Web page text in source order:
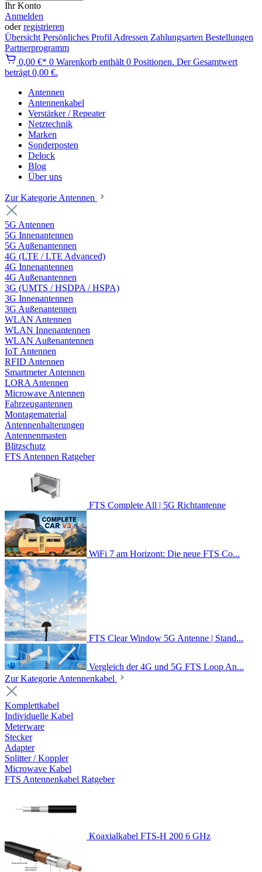
Ihr Konto
Anmelden
oderregistrieren
Übersicht Persönliches Profil Adressen Zahlungsarten Bestellungen
Partnerprogramm
0,00 €* 0 Warenkorb enthält 0 Positionen. Der Gesamtwert
beträgt 0,00 €.
Antennen
Antennenkabel
Verstärker / Repeater
Netztechnik
Marken
Sonderposten
Delock
Blog
Über uns
Zur Kategorie Antennen
5G Antennen
5G Innenantennen
5G Außenantennen
4G (LTE / LTE Advanced)
4G Innenantennen
4G Außenantennen
3G (UMTS / HSDPA / HSPA)
3G Innenantennen
3G Außenantennen
WLAN Antennen
WLAN Innenantennen
WLAN Außenantennen
IoT Antennen
RFID Antennen
Smartmeter Antennen
LORA Antennen
Microwave Antennen
Fahrzeugantennen
Montagematerial
Antennenhalterungen
Antennenmasten
Blitzschutz
FTS Antennen Ratgeber
FTS Complete All | 5G Richtantenne
WiFi 7 am Horizont: Die neue FTS Co...
FTS Clear Window 5G Antenne | Stand...
Vergleich der 4G und 5G FTS Loop An...
Zur Kategorie Antennenkabel
Komplettkabel
Individuelle Kabel
Meterware
Stecker
Adapter
Splitter / Koppler
Microwave Kabel
FTS Antennenkabel Ratgeber
Koaxialkabel FTS-H 200 6 GHz